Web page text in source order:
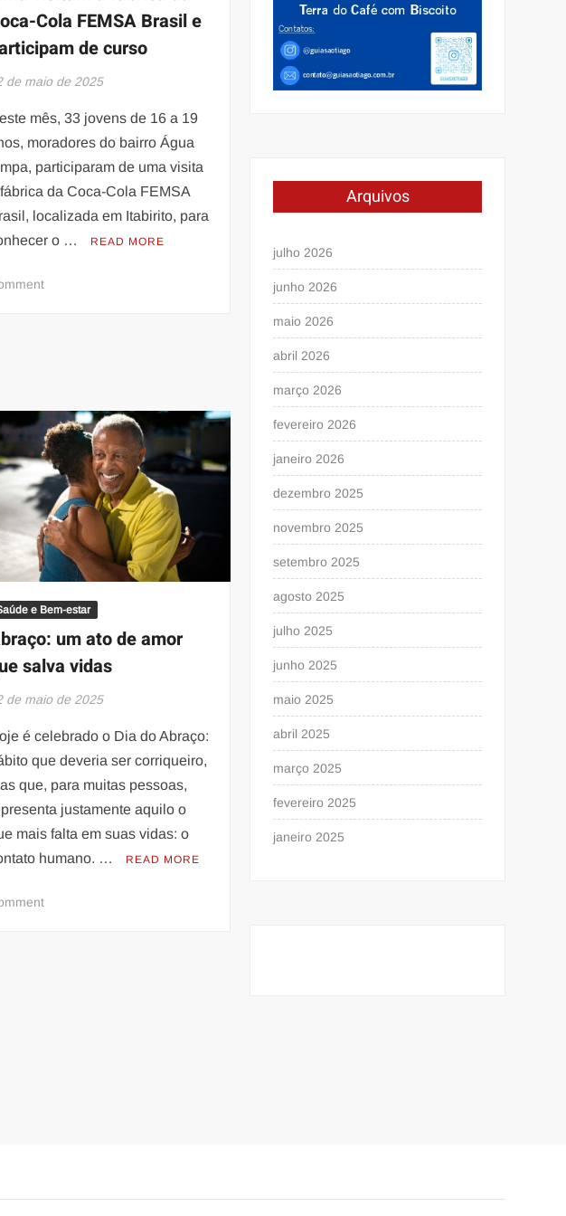
Cola FEMSA Brasil e
de curso
de maio de 2025
mês, 33 jovens de 16 a 19
moradores do bairro Água
participaram de uma visita
da Coca-Cola FEMSA
localizada em Itabirito, para
o …
READ MORE
on
Lima
visitam
a
fábrica
da
Coca-
Cola
FEMSA
Brasil
participam
de
curso
e Bem-estar
um ato de amor
salva vidas
de maio de 2025
é celebrado o Dia do Abraço:
que deveria ser corriqueiro,
que, para muitas pessoas,
justamente aquilo o
mais falta em suas vidas: o
humano. …
READ MORE
on
Arquivos
julho 2026
junho 2026
maio 2026
abril 2026
março 2026
fevereiro 2026
janeiro 2026
dezembro 2025
novembro 2025
setembro 2025
agosto 2025
julho 2025
junho 2025
maio 2025
abril 2025
março 2025
fevereiro 2025
janeiro 2025